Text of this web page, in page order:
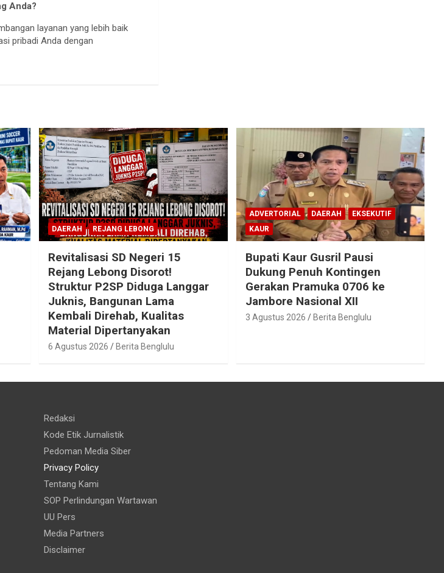
Anda?
layanan yang lebih baik
pribadi Anda dengan
DAERAH REJANG LEBONG
Revitalisasi SD Negeri 15
Rejang Lebong Disorot!
Struktur P2SP Diduga Langgar
Juknis, Bangunan Lama
Kembali Direhab, Kualitas
Material Dipertanyakan
6 Agustus 2026 Berita Benglulu
ADVERTORIAL DAERAH
EKSEKUTIF
KAUR
Bupati Kaur Gusril Pausi
Dukung Penuh Kontingen
Gerakan Pramuka 0706 ke
Jambore Nasional XII
3 Agustus 2026 Berita Benglulu
Redaksi
Kode Etik Jurnalistik
Pedoman Media Siber
Privacy Policy
Tentang Kami
SOP Perlindungan Wartawan
UU Pers
Media Partners
Disclaimer